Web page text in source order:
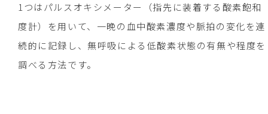
1つはパルスオキシメーター（指先に装着する酸素飽和
度計）を用いて、一晩の血中酸素濃度や脈拍の変化を連
続的に記録し、無呼吸による低酸素状態の有無や程度を
調べる方法です。